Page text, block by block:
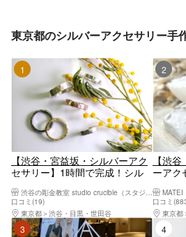
東京都のシルバーアクセサリー手
1位
【渋谷・宮益坂・シルバーアク
セサリー】1時間で完成！シル
歩6分
渋谷の彫金教室 studio crucible（スタジオ クルーシブル）
口コミ(19)
東京都
渋谷・目黒・世田谷
【渋
ーアク
駅より
MATEI
口コミ
東京都
3位